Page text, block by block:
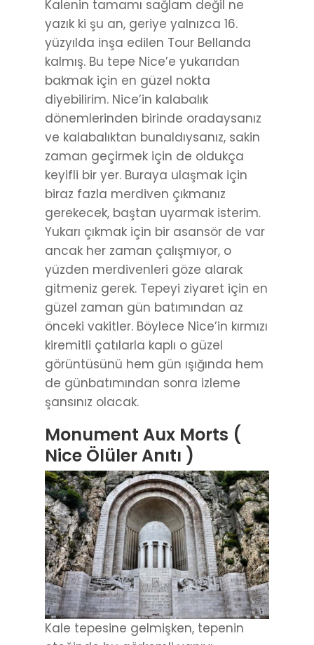
Kalenin tamamı sağlam değil ne
yazık ki şu an, geriye yalnızca 16.
yüzyılda inşa edilen Tour Bellanda
kalmış. Bu tepe Nice’e yukarıdan
bakmak için en güzel nokta
diyebilirim. Nice’in kalabalık
dönemlerinden birinde oradaysanız
ve kalabalıktan bunaldıysanız, sakin
zaman geçirmek için de oldukça
keyifli bir yer. Buraya ulaşmak için
biraz fazla merdiven çıkmanız
gerekecek, baştan uyarmak isterim.
Yukarı çıkmak için bir asansör de var
ancak her zaman çalışmıyor, o
yüzden merdivenleri göze alarak
gitmeniz gerek. Tepeyi ziyaret için en
güzel zaman gün batımından az
önceki vakitler. Böylece Nice’in kırmızı
kiremitli çatılarla kaplı o güzel
görüntüsünü hem gün ışığında hem
de günbatımından sonra izleme
şansınız olacak.
Monument Aux Morts (
Nice Ölüler Anıtı )
Kale tepesine gelmişken, tepenin